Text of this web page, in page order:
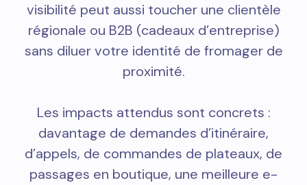
visibilité peut aussi toucher une clientèle
régionale ou B2B (cadeaux d’entreprise)
sans diluer votre identité de fromager de
proximité.
Les impacts attendus sont concrets :
davantage de demandes d’itinéraire,
d’appels, de commandes de plateaux, de
passages en boutique, une meilleure e-